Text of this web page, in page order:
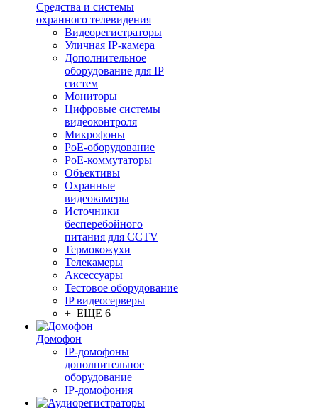
Средства и системы
охранного телевидения
Видеорегистраторы
Уличная IP-камера
Дополнительное
оборудование для IP
систем
Мониторы
Цифровые системы
видеоконтроля
Микрофоны
PoE-оборудование
PoE-коммутаторы
Объективы
Охранные
видеокамеры
Источники
бесперебойного
питания для CCTV
Термокожухи
Телекамеры
Аксессуары
Тестовое оборудование
IP видеосерверы
+ ЕЩЕ 6
Домофон
IP-домофоны
дополнительное
оборудование
IP-домофония